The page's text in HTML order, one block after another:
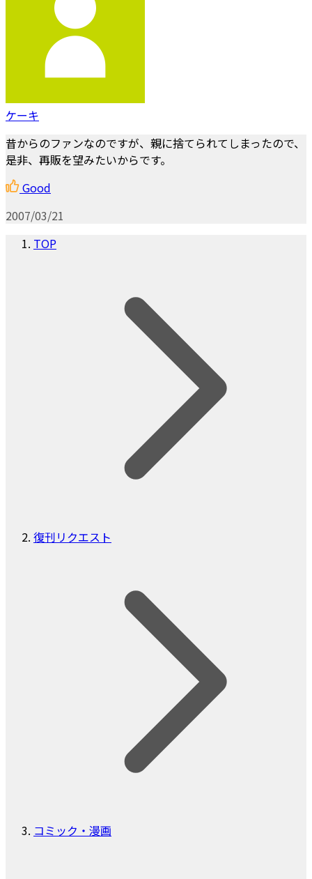
ケーキ
昔からのファンなのですが、親に捨てられてしまったので、
是非、再販を望みたいからです。
Good
2007/03/21
TOP
復刊リクエスト
コミック・漫画